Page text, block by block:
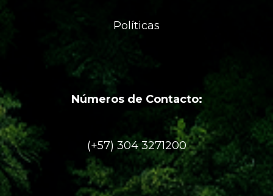
Políticas
Números de Contacto:
(+57) 304 3271200